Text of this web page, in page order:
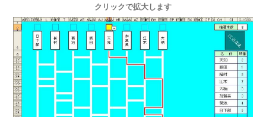
クリックで拡大します